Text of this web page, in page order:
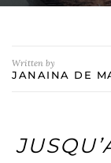
Written by
JANAINA DE